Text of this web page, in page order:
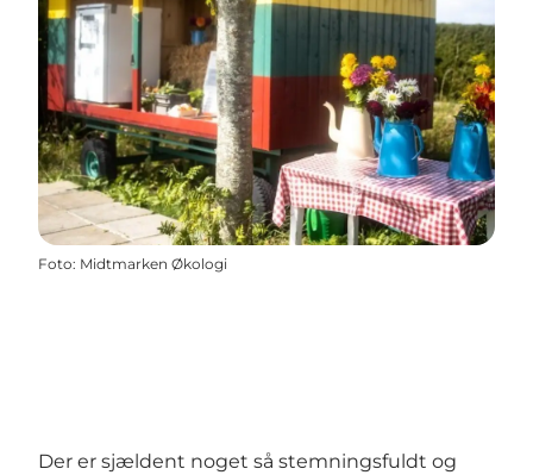
Foto: Midtmarken Økologi
Der er sjældent noget så stemningsfuldt og